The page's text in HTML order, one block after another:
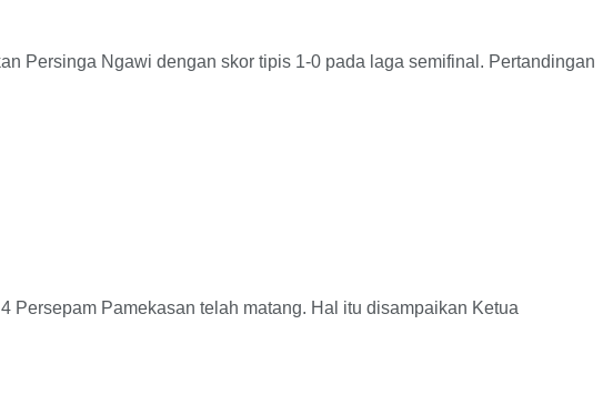
Persinga Ngawi dengan skor tipis 1-0 pada laga semifinal. Pertandingan
Pamekasan telah matang. Hal itu disampaikan Ketua